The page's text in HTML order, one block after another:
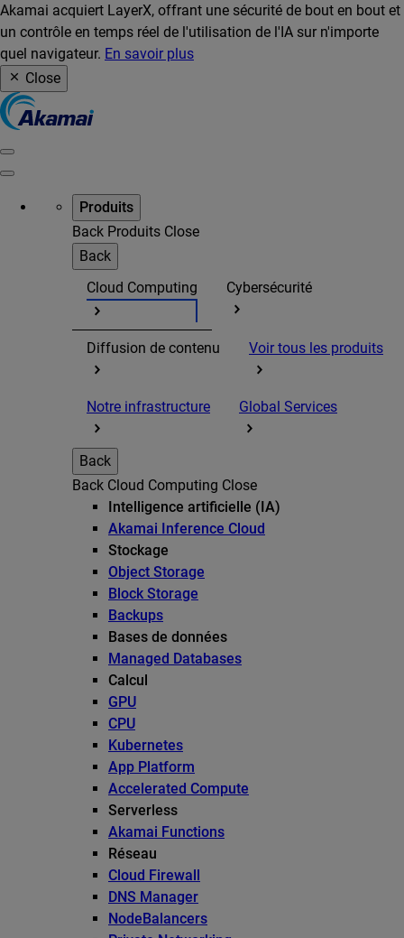
Akamai acquiert LayerX, offrant une sécurité de bout en bout et
un contrôle en temps réel de l'utilisation de l'IA sur n'importe
quel navigateur. En savoir plus
Close
Produits
Back Produits Close
Back
Cloud Computing
Cybersécurité
Diffusion de contenu Voir tous les produits
Notre infrastructure Global Services
Back
Back Cloud Computing Close
Intelligence artificielle (IA)
Akamai Inference Cloud
Stockage
Object Storage
Block Storage
Backups
Bases de données
Managed Databases
Calcul
GPU
CPU
Kubernetes
App Platform
Accelerated Compute
Serverless
Akamai Functions
Réseau
Cloud Firewall
DNS Manager
NodeBalancers